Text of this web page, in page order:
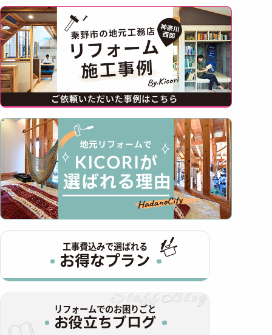
工事費込みで選ばれる
お得なプラン
リフォームでのお困りごと
お役立ちブログ